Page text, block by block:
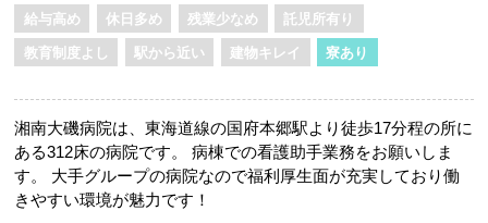
給与高め 休日多め 残業少なめ 託児所有り
教育制度よし 駅から近い 建物キレイ 寮あり
湘南大磯病院は、東海道線の国府本郷駅より徒歩17分程の所に
ある312床の病院です。 病棟での看護助手業務をお願いしま
す。 大手グループの病院なので福利厚生面が充実しており働
きやすい環境が魅力です！